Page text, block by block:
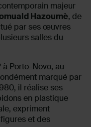
majeur
Hazoumè, de
par ses œuvres
salles du
à Porto-Novo, au
marqué par
il réalise ses
en plastique
expriment
et des